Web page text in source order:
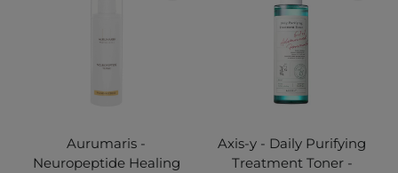
Aurumaris -
Neuropeptide Healing
Axis-y - Daily Purifying
Treatment Toner -